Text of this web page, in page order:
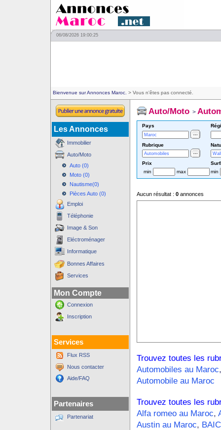
06/08/2026 19:00:25
Bienvenue sur Annonces Maroc. > Vous n'êtes pas connecté.
Les Annonces
Immobilier
Auto/Moto
Auto (0)
Moto (0)
Nautisme(0)
Pièces Auto (0)
Emploi
Téléphonie
Image & Son
Eléctroménager
Informatique
Bonnes Affaires
Services
Mon Compte
Connexion
Inscription
Services
Flux RSS
Nous contacter
Aide/FAQ
Partenaires
Partenariat
Auto/Moto>
Pays
Rubrique
Prix
min
max min
Aucun résultat : 0annonces
Trouvez toutes les
Automobiles au Maroc
Automobile au Maroc
Trouvez toutes les
Alfa romeo au Maroc,
Austin au Maroc,